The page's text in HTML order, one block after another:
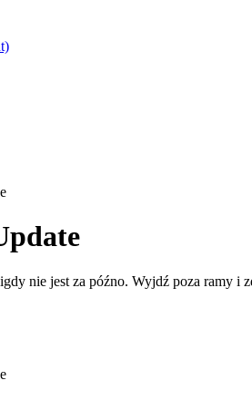
nie jest za późno. Wyjdź poza ramy i